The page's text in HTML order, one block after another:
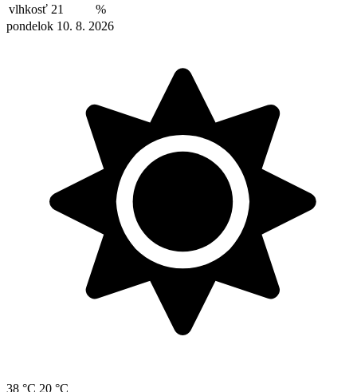
vlhkosť 21
%
pondelok 10. 8. 2026
38 °C 20 °C